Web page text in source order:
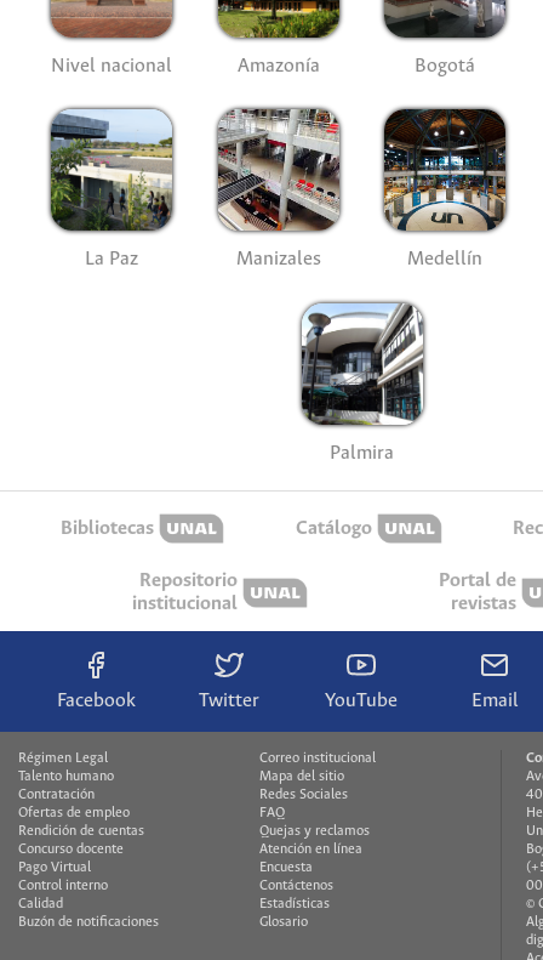
Nivel nacional Amazonía Bogotá
La Paz Manizales Medellín
Palmira
Bibliotecas Catálogo
Repositorio
institucional
Portal de
revistas
Facebook Twitter YouTube Email
Régimen Legal
Talento humano
Contratación
Ofertas de empleo
Rendición de cuentas
Concurso docente
Pago Virtual
Control interno
Calidad
Buzón de notificaciones
Correo institucional
Mapa del sitio
Redes Sociales
FAQ
Quejas y reclamos
Atención en línea
Encuesta
Contáctenos
Estadísticas
Glosario
©